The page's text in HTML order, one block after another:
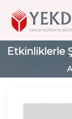
Etkinliklerle